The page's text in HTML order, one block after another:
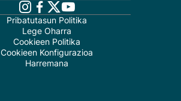
Pribatutasun Politika
Lege Oharra
Cookieen Politika
Cookieen Konfigurazioa
Harremana